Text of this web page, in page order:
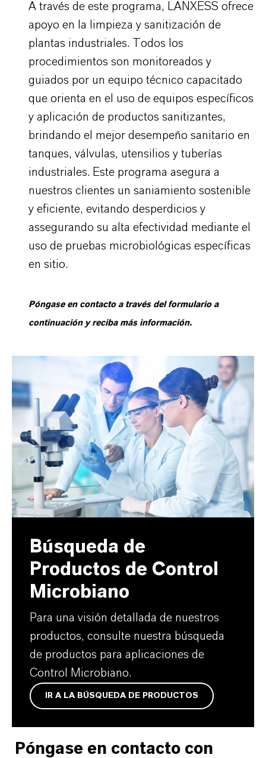
A través de este programa, LANXESS ofrece
apoyo en la limpieza y sanitización de
plantas industriales. Todos los
procedimientos son monitoreados y
guiados por un equipo técnico capacitado
que orienta en el uso de equipos específicos
y aplicación de productos sanitizantes,
brindando el mejor desempeño sanitario en
tanques, válvulas, utensilios y tuberías
industriales. Este programa asegura a
nuestros clientes un saniamiento sostenible
y eficiente, evitando desperdicios y
assegurando su alta efectividad mediante el
uso de pruebas microbiológicas específicas
en sitio.
Póngase en contacto a través del formulario a
continuación y reciba más información.
Búsqueda de
Productos de Control
Microbiano
Para una visión detallada de nuestros
productos, consulte nuestra búsqueda
de productos para aplicaciones de
Control Microbiano.
IR A LA BÚSQUEDA DE PRODUCTOS
Póngase en contacto con